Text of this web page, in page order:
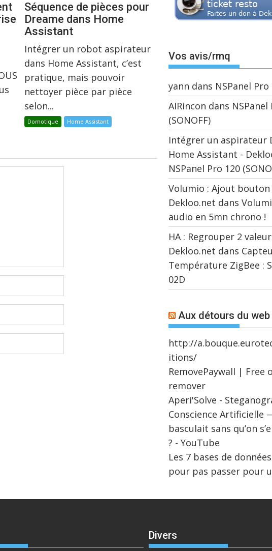
Séquence de pièces pour
Dreame dans Home
Assistant
Intégrer un robot aspirateur
dans Home Assistant, c’est
pratique, mais pouvoir
nettoyer pièce par pièce
selon...
Domotique Home Assistant
Vos avis/rmq
yann dans NSPanel Pro
AIRincon dans NSPanel
(SONOFF)
Intégrer un aspirateur
Home Assistant -
NSPanel Pro 120
Volumio : Ajout bouton
Dekloo.net dans
audio en 5mn chrono !
HA : Regrouper 2
Dekloo.net dans
Température ZigBee :
02D
Aux détours du web
http://
itions/
RemovePaywall | Free
remover
Aperi'Solve -
Conscience Artificielle
basculait sans qu’on
? - YouTube
Les 7 bases de
pour pas passer pour
Divers